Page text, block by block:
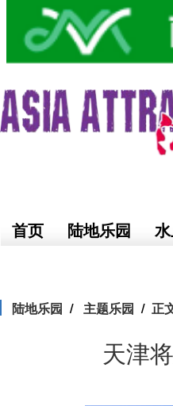
首页 陆地乐园
陆地乐园 主题乐园 正
天津